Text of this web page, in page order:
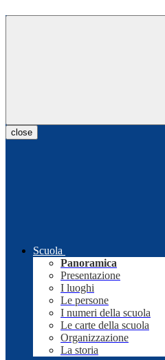
close
Scuola
Panoramica
Presentazione
I luoghi
Le persone
I numeri della scuola
Le carte della scuola
Organizzazione
La storia